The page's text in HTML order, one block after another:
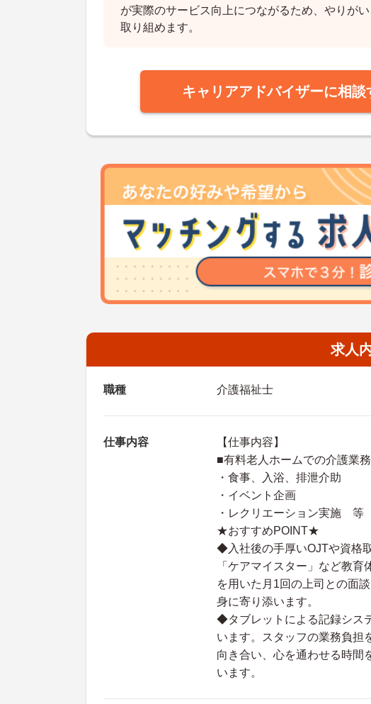
が実際のサービス向上につながるため、やりが
取り組めます。
キャリアアドバイザーに相談
求人
職種 介護福祉士
仕事内容
【仕事内容】
■有料老人ホームでの介護業
・食事、入浴、排泄介助
・イベント企画
・レクリエーション実施 等
★おすすめPOINT★
◆入社後の手厚いOJTや資格
「ケアマイスター」など教育
を用いた月1回の上司との面
身に寄り添います。
◆タブレットによる記録シス
います。スタッフの業務負担
向き合い、心を通わせる時間
います。